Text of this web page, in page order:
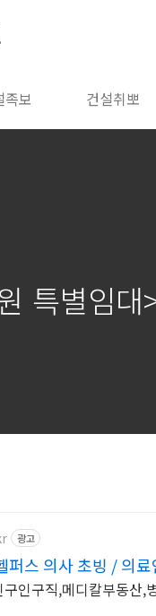
족보 건설취뽀
특별임
광고
스 의사 초빙 / 의료
인구직,메디칼부동산,